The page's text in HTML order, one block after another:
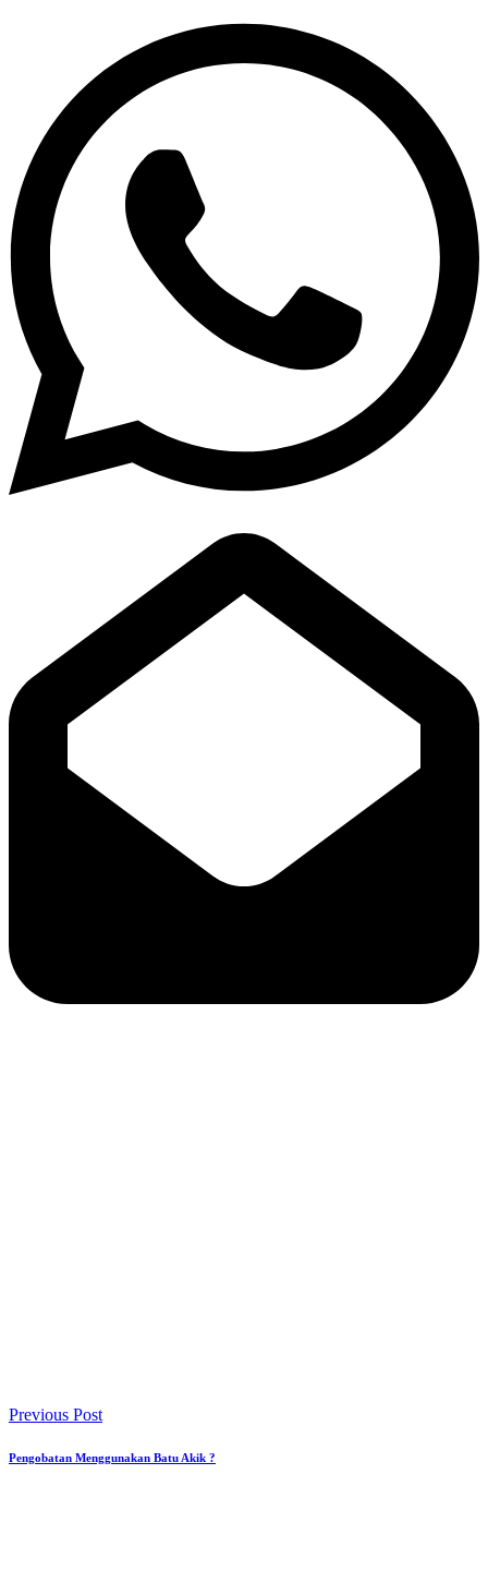
Previous Post
Pengobatan Menggunakan Batu Akik ?